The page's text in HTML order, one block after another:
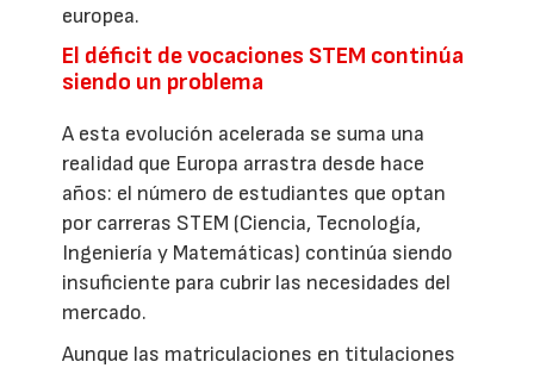
europea.
El déficit de vocaciones STEM continúa
siendo un problema
A esta evolución acelerada se suma una
realidad que Europa arrastra desde hace
años: el número de estudiantes que optan
por carreras STEM (Ciencia, Tecnología,
Ingeniería y Matemáticas) continúa siendo
insuficiente para cubrir las necesidades del
mercado.
Aunque las matriculaciones en titulaciones